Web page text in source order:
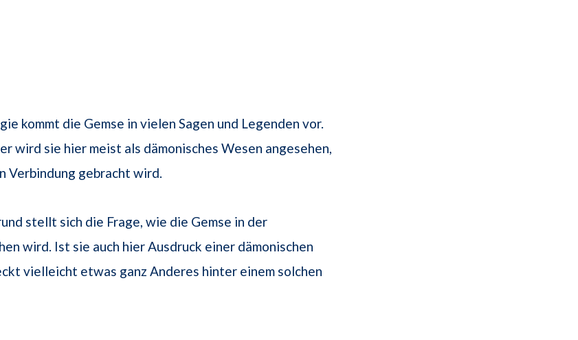
kommt die Gemse in vielen Sagen und Legenden vor.
wird sie hier meist als dämonisches Wesen angesehen,
Verbindung gebracht wird.
stellt sich die Frage, wie die Gemse in der
wird. Ist sie auch hier Ausdruck einer dämonischen
vielleicht etwas ganz Anderes hinter einem solchen